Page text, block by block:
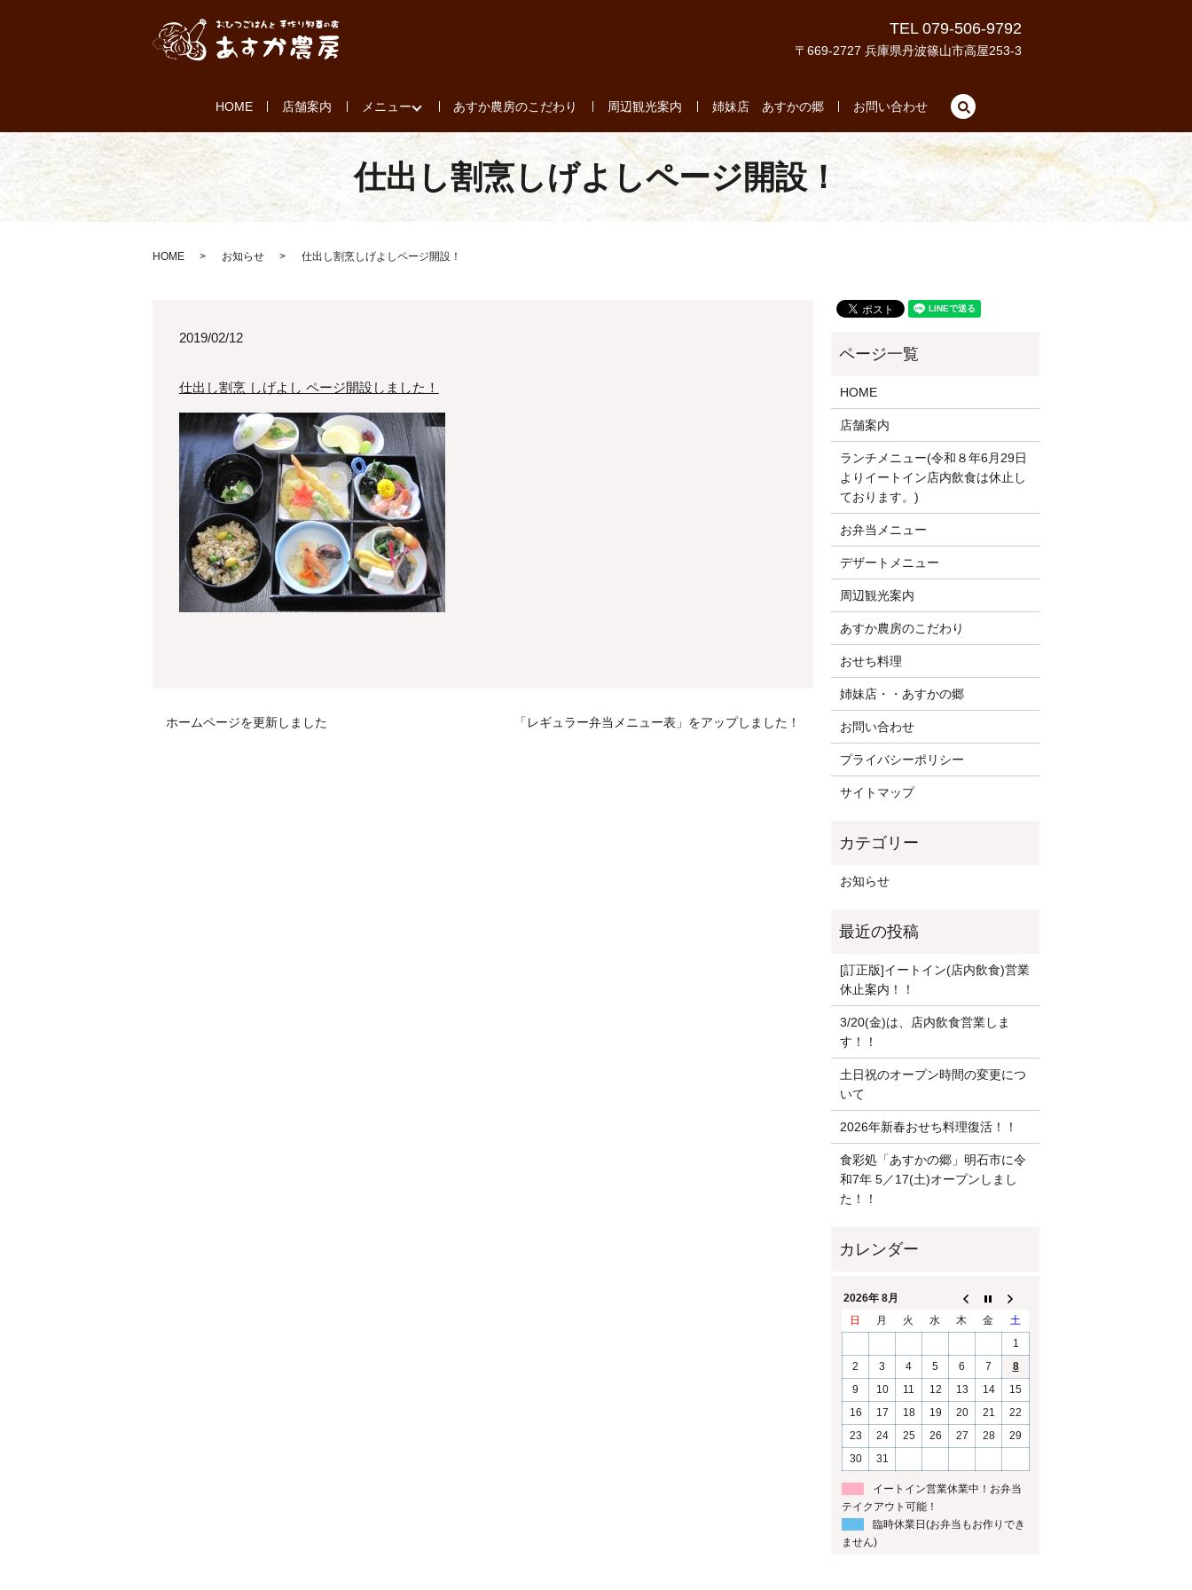
TEL 079-506-9792
〒669-2727 兵庫県丹波篠山市高屋253-3
HOME 店舗案内 メニュー あすか農房のこだわり 周辺観光案内 姉妹店 あすかの郷 お問い合わせ
仕出し割烹しげよしページ開設！
HOME お知らせ 仕出し割烹しげよしページ開設！
2019/02/12
仕出し割烹 しげよし ページ開設しました！
ホームページを更新しました 「レギュラー弁当メニュー表」をアップしました！
HOME
店舗案内
ランチメニュー(令和８年6月29日
よりイートイン店内飲食は休止し
ております。)
お弁当メニュー
デザートメニュー
周辺観光案内
あすか農房のこだわり
おせち料理
姉妹店・・あすかの郷
お問い合わせ
プライバシーポリシー
サイトマップ
お知らせ
[訂正版]イートイン(店内飲食)営業
休止案内！！
3/20(金)は、店内飲食営業しま
す！！
土日祝のオープン時間の変更につ
いて
2026年新春おせち料理復活！！
食彩処「あすかの郷」明石市に令
和7年 5／17(土)オープンしまし
た！！
2026年 8月
日
月 火 水 木 金
土
1
2
3 4 5 6 7
8
9
10 11 12 13 14
15
16
17 18 19 20 21
22
23
24 25 26 27 28
29
30
31
イートイン営業休業中！お弁当
テイクアウト可能！
臨時休業日(お弁当もお作りでき
ません)